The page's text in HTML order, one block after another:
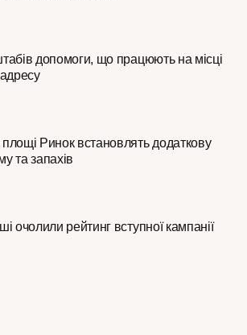
допомоги, що працюють на місці
Ринок встановлять додаткову
та запахів
очолили рейтинг вступної кампанії